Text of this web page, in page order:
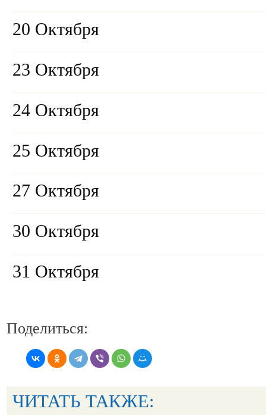
20 Октября
23 Октября
24 Октября
25 Октября
27 Октября
30 Октября
31 Октября
Поделиться:
ЧИТАТЬ ТАКЖЕ: